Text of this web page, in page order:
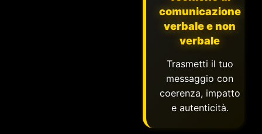
comunicazione
verbale e non
verbale
Trasmetti il tuo
messaggio con
coerenza, impatto
e autenticità.